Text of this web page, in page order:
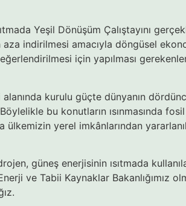
Yeşil Dönüşüm Çalıştayını
aza indirilmesi amacıyla döngüsel
için yapılması
kurulu güçte dünyanın
bu konutların ısınmasında
yerel imkânlarından
güneş enerjisinin ısıtmada
ve Tabii Kaynaklar Bakanlığımız